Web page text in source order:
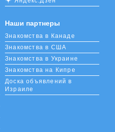
Наши партнеры
Знакомства в Канаде
Знакомства в США
Знакомства в Украине
Знакомства на Кипре
Доска объявлений в
Израиле